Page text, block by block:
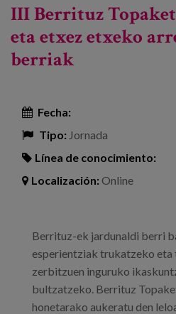
III Berrituz
eta etxez etxeko
berriak
Fecha:
Tipo: Jornada
Línea de conocimiento:
Localización:Online
Berrituz-ek jardunaldi berri
esperientziak trukatzeko
zerbitzuen inguruko
bultzatzeko. Berrituz
honetarako aukeratu den